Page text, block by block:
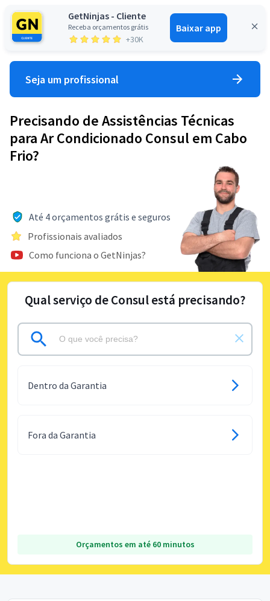
GetNinjas - Cliente
Receba orçamentos grátis
+30K
Baixar app
Entrar
Seja um profissional
Precisando de Assistências Técnicas
para Ar Condicionado Consul em Cabo
Frio?
Até 4 orçamentos grátis e seguros
Profissionais avaliados
Como funciona o GetNinjas?
Qual serviço de Consul está precisando?
Dentro da Garantia
Fora da Garantia
Orçamentos em até 60 minutos